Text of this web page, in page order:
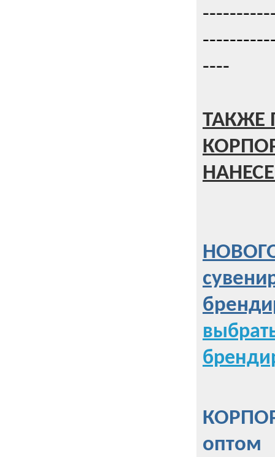
----
ТАКЖЕ
оптом